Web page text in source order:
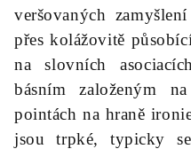
veršovaných
přes kolážovitě
na slovních
básním založeným
pointách na hraně
jsou trpké, typicky